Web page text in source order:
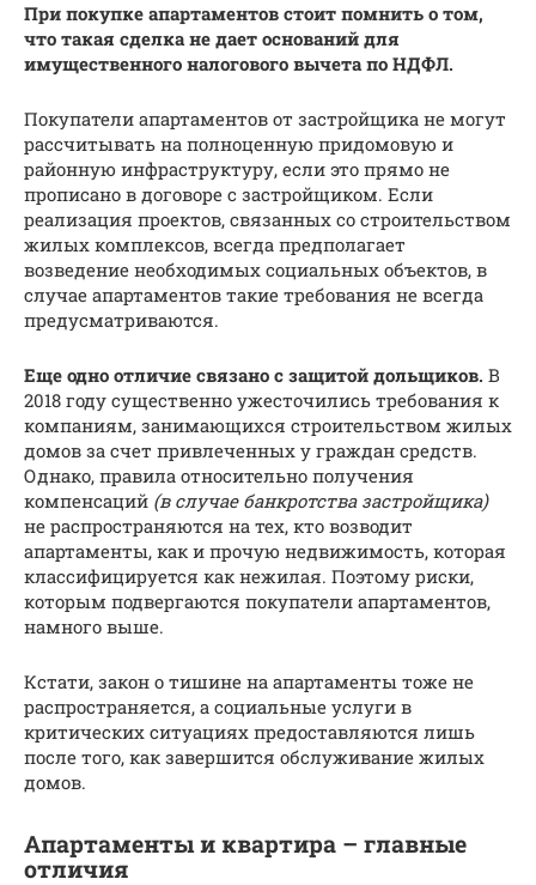
При покупке апартаментов стоит помнить о том,
что такая сделка не дает оснований для
имущественного налогового вычета по НДФЛ.
Покупатели апартаментов от застройщика не могут
рассчитывать на полноценную придомовую и
районную инфраструктуру, если это прямо не
прописано в договоре с застройщиком. Если
реализация проектов, связанных со строительством
жилых комплексов, всегда предполагает
возведение необходимых социальных объектов, в
случае апартаментов такие требования не всегда
предусматриваются.
Еще одно отличие связано с защитой дольщиков. В
2018 году существенно ужесточились требования к
компаниям, занимающихся строительством жилых
домов за счет привлеченных у граждан средств.
Однако, правила относительно получения
компенсаций (в случае банкротства застройщика)
не распространяются на тех, кто возводит
апартаменты, как и прочую недвижимость, которая
классифицируется как нежилая. Поэтому риски,
которым подвергаются покупатели апартаментов,
намного выше.
Кстати, закон о тишине на апартаменты тоже не
распространяется, а социальные услуги в
критических ситуациях предоставляются лишь
после того, как завершится обслуживание жилых
домов.
Апартаменты и квартира – главные
отличия